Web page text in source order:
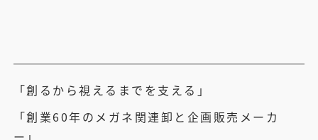
「創るから視えるまでを支える」
「創業60年のメガネ関連卸と企画販売メーカ
ー」